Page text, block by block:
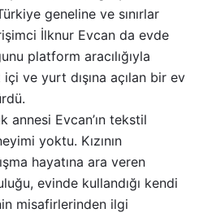
geneline ve sınırlar
İlknur Evcan da evde
platform aracılığıyla
ve yurt dışına açılan bir ev
annesi Evcan’ın tekstil
yoktu. Kızının
hayatına ara veren
evinde kullandığı kendi
misafirlerinden ilgi